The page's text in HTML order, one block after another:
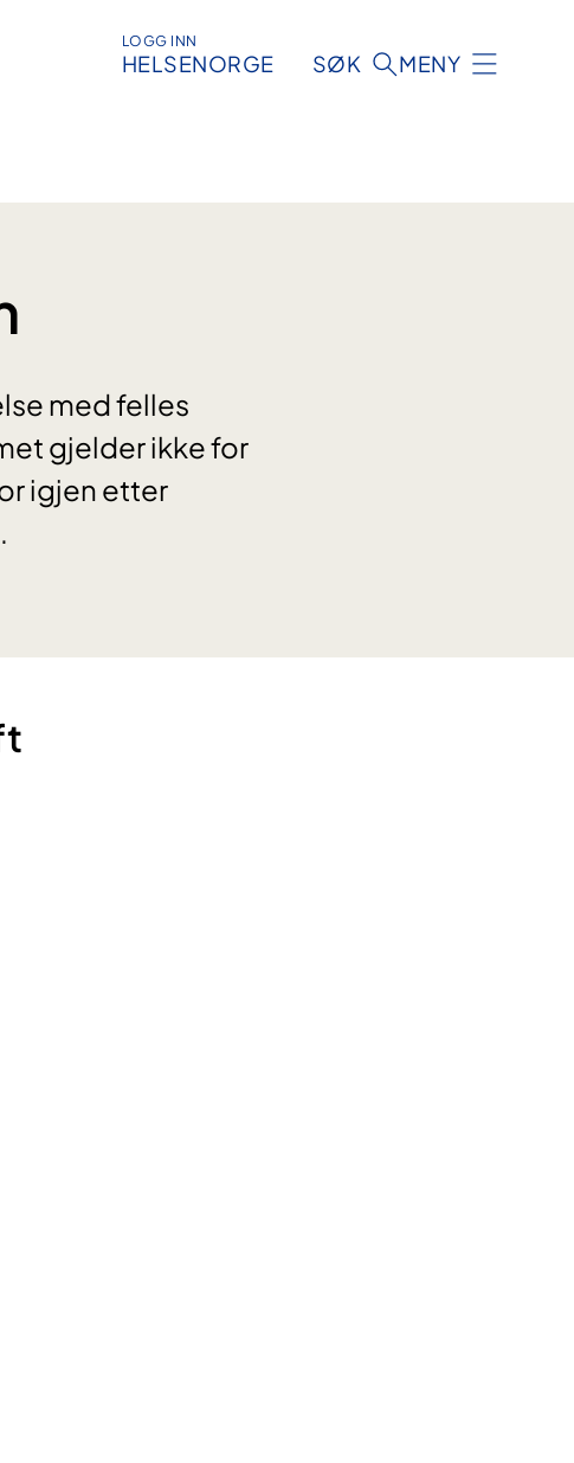
LOGG INN
HELSENORGE SØK MENY
med felles
gjelder ikke for
igjen etter